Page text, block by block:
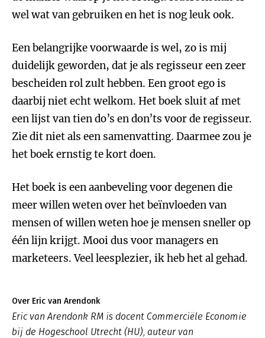
wel wat van gebruiken en het is nog leuk ook.
Een belangrijke voorwaarde is wel, zo is mij
duidelijk geworden, dat je als regisseur een zeer
bescheiden rol zult hebben. Een groot ego is
daarbij niet echt welkom. Het boek sluit af met
een lijst van tien do’s en don’ts voor de regisseur.
Zie dit niet als een samenvatting. Daarmee zou je
het boek ernstig te kort doen.
Het boek is een aanbeveling voor degenen die
meer willen weten over het beïnvloeden van
mensen of willen weten hoe je mensen sneller op
één lijn krijgt. Mooi dus voor managers en
marketeers. Veel leesplezier, ik heb het al gehad.
Over Eric van Arendonk
Eric van Arendonk RM is docent Commerciële Economie
bij de Hogeschool Utrecht (HU), auteur van